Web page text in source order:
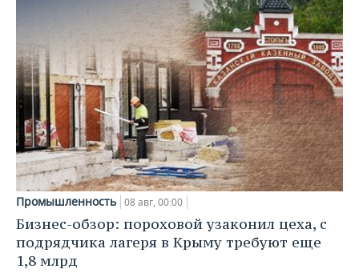
Промышленность 08 авг, 00:00
Бизнес-обзор: пороховой узаконил цеха, с
подрядчика лагеря в Крыму требуют еще
1,8 млрд